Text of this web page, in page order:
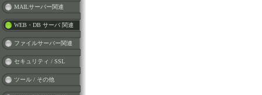
MAILサーバー関連
WEB・DB サーバ 関連
ファイルサーバー関連
セキュリティ / SSL
ツール / その他